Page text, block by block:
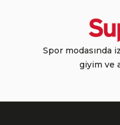
Spor modasında
giyim ve